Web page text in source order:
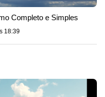
Completo e Simples
18:39